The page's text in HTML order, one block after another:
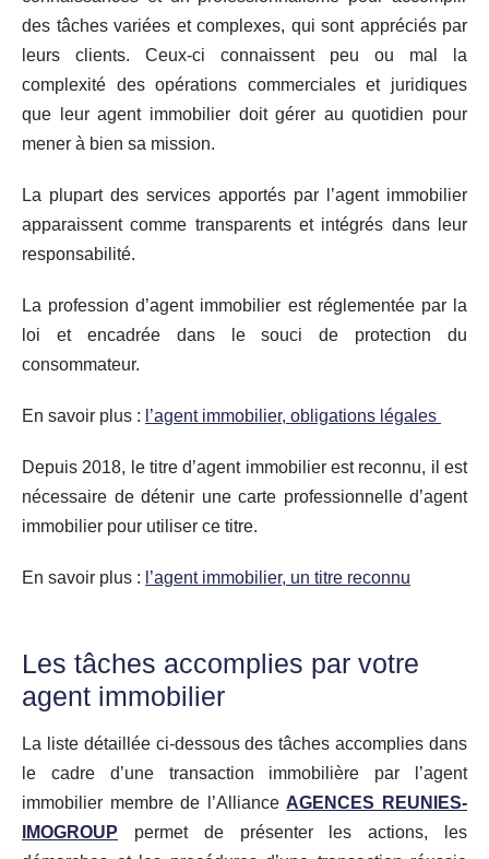
des tâches variées et complexes, qui sont appréciés par
leurs clients. Ceux-ci connaissent peu ou mal la
complexité des opérations commerciales et juridiques
que leur agent immobilier doit gérer au quotidien pour
mener à bien sa mission.
La plupart des services apportés par l’agent immobilier
apparaissent comme transparents et intégrés dans leur
responsabilité.
La profession d’agent immobilier est réglementée par la
loi et encadrée dans le souci de protection du
consommateur.
En savoir plus : l’agent immobilier, obligations légales
Depuis 2018, le titre d’agent immobilier est reconnu, il est
nécessaire de détenir une carte professionnelle d’agent
immobilier pour utiliser ce titre.
En savoir plus : l’agent immobilier, un titre reconnu
Les tâches accomplies par votre
agent immobilier
La liste détaillée ci-dessous des tâches accomplies dans
le cadre d’une transaction immobilière par l’agent
immobilier membre de l’Alliance AGENCES REUNIES-
IMOGROUP permet de présenter les actions, les